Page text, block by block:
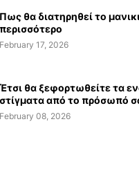
Πως θα διατηρηθεί το
περισσότερο
February 17, 2026
Έτσι θα ξεφορτωθείτε τα
στίγματα από το πρόσωπό
February 08, 2026